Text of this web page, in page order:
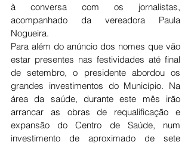
à conversa com os jornalistas,
acompanhado da vereadora Paula
Nogueira.
Para além do anúncio dos nomes que vão
estar presentes nas festividades até final
de setembro, o presidente abordou os
grandes investimentos do Município. Na
área da saúde, durante este mês irão
arrancar as obras de requalificação e
expansão do Centro de Saúde, num
investimento de aproximado de sete